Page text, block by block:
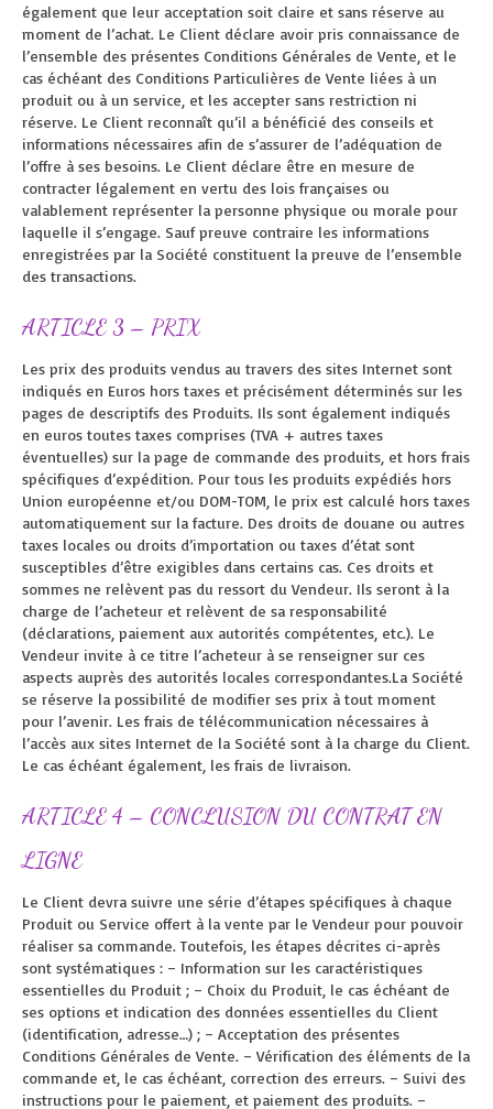
également que leur acceptation soit claire et sans réserve au
moment de l’achat. Le Client déclare avoir pris connaissance de
l’ensemble des présentes Conditions Générales de Vente, et le
cas échéant des Conditions Particulières de Vente liées à un
produit ou à un service, et les accepter sans restriction ni
réserve. Le Client reconnaît qu’il a bénéficié des conseils et
informations nécessaires afin de s’assurer de l’adéquation de
l’offre à ses besoins. Le Client déclare être en mesure de
contracter légalement en vertu des lois françaises ou
valablement représenter la personne physique ou morale pour
laquelle il s’engage. Sauf preuve contraire les informations
enregistrées par la Société constituent la preuve de l’ensemble
des transactions.
ARTICLE 3 – PRIX
Les prix des produits vendus au travers des sites Internet sont
indiqués en Euros hors taxes et précisément déterminés sur les
pages de descriptifs des Produits. Ils sont également indiqués
en euros toutes taxes comprises (TVA + autres taxes
éventuelles) sur la page de commande des produits, et hors frais
spécifiques d’expédition. Pour tous les produits expédiés hors
Union européenne et/ou DOM-TOM, le prix est calculé hors taxes
automatiquement sur la facture. Des droits de douane ou autres
taxes locales ou droits d’importation ou taxes d’état sont
susceptibles d’être exigibles dans certains cas. Ces droits et
sommes ne relèvent pas du ressort du Vendeur. Ils seront à la
charge de l’acheteur et relèvent de sa responsabilité
(déclarations, paiement aux autorités compétentes, etc.). Le
Vendeur invite à ce titre l’acheteur à se renseigner sur ces
aspects auprès des autorités locales correspondantes.La Société
se réserve la possibilité de modifier ses prix à tout moment
pour l’avenir. Les frais de télécommunication nécessaires à
l’accès aux sites Internet de la Société sont à la charge du Client.
Le cas échéant également, les frais de livraison.
ARTICLE 4 – CONCLUSION DU CONTRAT EN
LIGNE
Le Client devra suivre une série d’étapes spécifiques à chaque
Produit ou Service offert à la vente par le Vendeur pour pouvoir
réaliser sa commande. Toutefois, les étapes décrites ci-après
sont systématiques : – Information sur les caractéristiques
essentielles du Produit ; – Choix du Produit, le cas échéant de
ses options et indication des données essentielles du Client
(identification, adresse…) ; – Acceptation des présentes
Conditions Générales de Vente. – Vérification des éléments de la
commande et, le cas échéant, correction des erreurs. – Suivi des
instructions pour le paiement, et paiement des produits. –